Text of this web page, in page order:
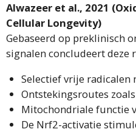
Alwazeer et al., 2021
Cellular Longevity)
Gebaseerd op preklinisch
signalen concludeert deze
Selectief vrije radicalen
Ontstekingsroutes
Mitochondriale functie
De Nrf2-activatie